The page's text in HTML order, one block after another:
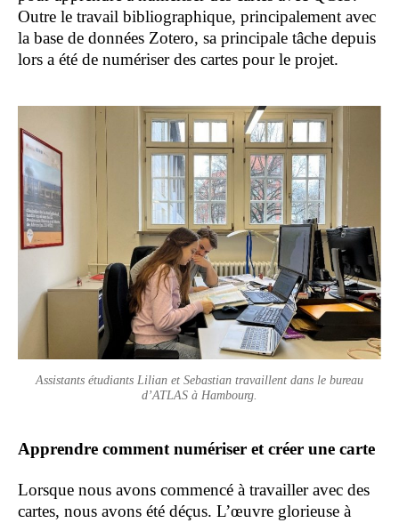
Outre le travail bibliographique, principalement avec
la base de données Zotero, sa principale tâche depuis
lors a été de numériser des cartes pour le projet.
Assistants étudiants Lilian et Sebastian travaillent dans le bureau
d’ATLAS à Hambourg.
Apprendre comment numériser et créer une carte
Lorsque nous avons commencé à travailler avec des
cartes, nous avons été déçus. L’œuvre glorieuse à